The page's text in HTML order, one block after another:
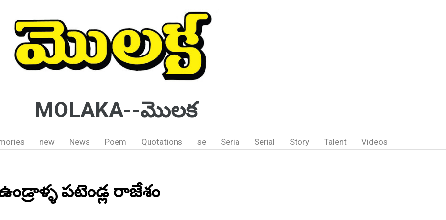
MOLAKA--మొలక
new News Poem Quotations se Seria Serial Story Talent Videos
పటెండ్ల రాజేశం